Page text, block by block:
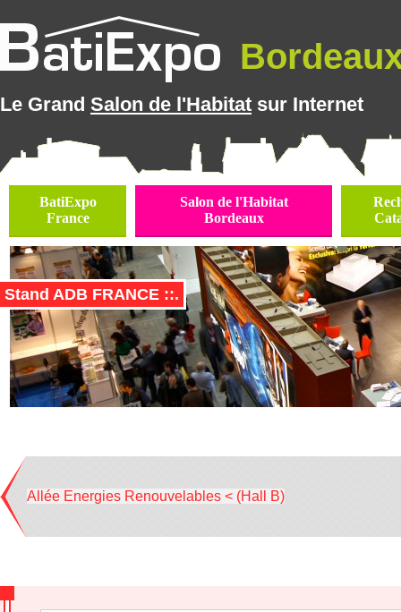
Le Grand Salon de l'Habitat sur Internet
BatiExpo
France
Salon de l'Habitat
Bordeaux
Stand ADB FRANCE ::.
Allée Energies Renouvelables < (Hall B)